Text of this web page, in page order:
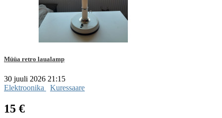
Müüa retro laualamp
30 juuli 2026 21:15
Elektroonika
Kuressaare
15 €